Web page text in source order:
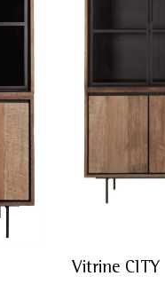
Vitrine CITY